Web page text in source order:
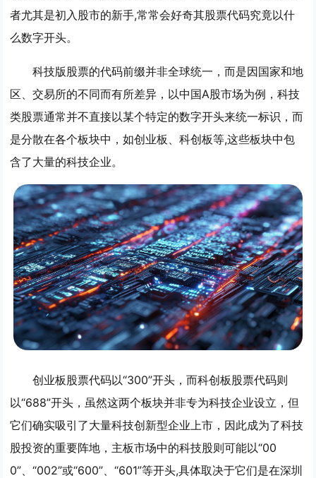
者尤其是初入股市的新手,常常会好奇其股票代码究竟以什
么数字开头。
科技版股票的代码前缀并非全球统一，而是因国家和地
区、交易所的不同而有所差异，以中国A股市场为例，科技
类股票通常并不直接以某个特定的数字开头来统一标识，而
是分散在各个板块中，如创业板、科创板等,这些板块中包
含了大量的科技企业。
创业板股票代码以“300”开头，而科创板股票代码则
以“688”开头，虽然这两个板块并非专为科技企业设立，但
它们确实吸引了大量科技创新型企业上市，因此成为了科技
股投资的重要阵地，主板市场中的科技股则可能以“00
0”、“002”或“600”、“601”等开头,具体取决于它们是在深圳